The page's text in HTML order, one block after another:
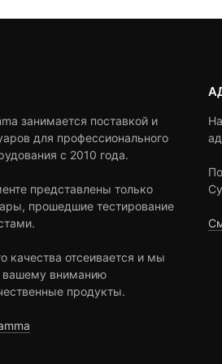
занимается поставкой и
для профессионального
с 2010 года.
представлены только
прошедшие тестирование
качества отсеивается и мы
вниманию
продукты.